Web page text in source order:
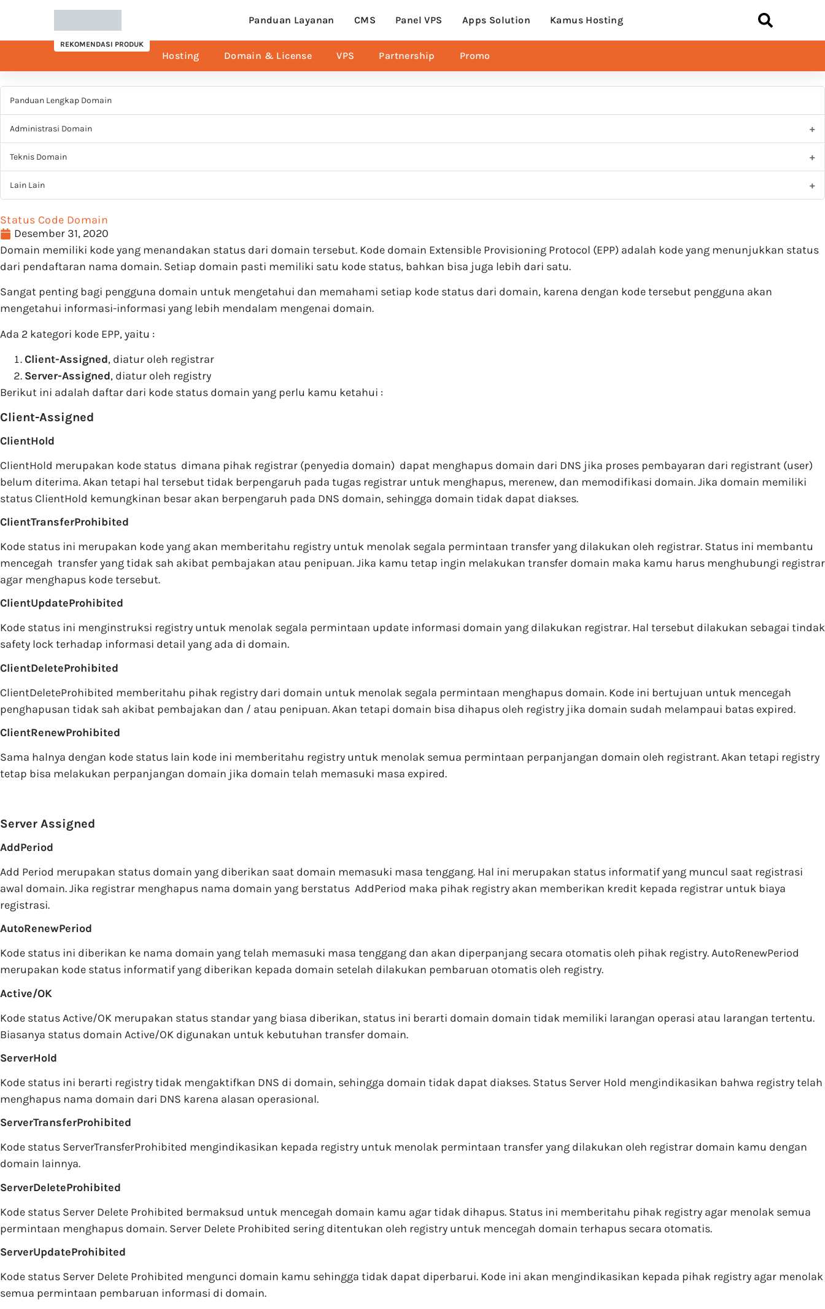
Panduan Layanan CMS Panel VPS Apps Solution Kamus Hosting
REKOMENDASI PRODUK
Hosting Domain & License VPS Partnership Promo
Panduan Lengkap Domain
Administrasi Domain
Teknis Domain
Lain Lain
Status Code Domain
Desember 31, 2020
Domain memiliki kode yang menandakan status dari domain tersebut. Kode domain Extensible Provisioning Protocol (EPP) adalah kode yang menunjukkan status
dari pendaftaran nama domain. Setiap domain pasti memiliki satu kode status, bahkan bisa juga lebih dari satu.
Sangat penting bagi pengguna domain untuk mengetahui dan memahami setiap kode status dari domain, karena dengan kode tersebut pengguna akan
mengetahui informasi-informasi yang lebih mendalam mengenai domain.
Ada 2 kategori kode EPP, yaitu :
Client-Assigned, diatur oleh registrar
Server-Assigned, diatur oleh registry
Berikut ini adalah daftar dari kode status domain yang perlu kamu ketahui :
Client-Assigned
ClientHold
ClientHold merupakan kode status dimana pihak registrar (penyedia domain) dapat menghapus domain dari DNS jika proses pembayaran dari registrant (user)
belum diterima. Akan tetapi hal tersebut tidak berpengaruh pada tugas registrar untuk menghapus, merenew, dan memodifikasi domain. Jika domain memiliki
status ClientHold kemungkinan besar akan berpengaruh pada DNS domain, sehingga domain tidak dapat diakses.
ClientTransferProhibited
Kode status ini merupakan kode yang akan memberitahu registry untuk menolak segala permintaan transfer yang dilakukan oleh registrar. Status ini membantu
mencegah transfer yang tidak sah akibat pembajakan atau penipuan. Jika kamu tetap ingin melakukan transfer domain maka kamu harus menghubungi registrar
agar menghapus kode tersebut.
ClientUpdateProhibited
Kode status ini menginstruksi registry untuk menolak segala permintaan update informasi domain yang dilakukan registrar. Hal tersebut dilakukan sebagai tindak
safety lock terhadap informasi detail yang ada di domain.
ClientDeleteProhibited
ClientDeleteProhibited memberitahu pihak registry dari domain untuk menolak segala permintaan menghapus domain. Kode ini bertujuan untuk mencegah
penghapusan tidak sah akibat pembajakan dan / atau penipuan. Akan tetapi domain bisa dihapus oleh registry jika domain sudah melampaui batas expired.
ClientRenewProhibited
Sama halnya dengan kode status lain kode ini memberitahu registry untuk menolak semua permintaan perpanjangan domain oleh registrant. Akan tetapi registry
tetap bisa melakukan perpanjangan domain jika domain telah memasuki masa expired.
Server Assigned
AddPeriod
Add Period merupakan status domain yang diberikan saat domain memasuki masa tenggang. Hal ini merupakan status informatif yang muncul saat registrasi
awal domain. Jika registrar menghapus nama domain yang berstatus AddPeriod maka pihak registry akan memberikan kredit kepada registrar untuk biaya
registrasi.
AutoRenewPeriod
Kode status ini diberikan ke nama domain yang telah memasuki masa tenggang dan akan diperpanjang secara otomatis oleh pihak registry. AutoRenewPeriod
merupakan kode status informatif yang diberikan kepada domain setelah dilakukan pembaruan otomatis oleh registry.
Active/OK
Kode status Active/OK merupakan status standar yang biasa diberikan, status ini berarti domain domain tidak memiliki larangan operasi atau larangan tertentu.
Biasanya status domain Active/OK digunakan untuk kebutuhan transfer domain.
ServerHold
Kode status ini berarti registry tidak mengaktifkan DNS di domain, sehingga domain tidak dapat diakses. Status Server Hold mengindikasikan bahwa registry telah
menghapus nama domain dari DNS karena alasan operasional.
ServerTransferProhibited
Kode status ServerTransferProhibited mengindikasikan kepada registry untuk menolak permintaan transfer yang dilakukan oleh registrar domain kamu dengan
domain lainnya.
ServerDeleteProhibited
Kode status Server Delete Prohibited bermaksud untuk mencegah domain kamu agar tidak dihapus. Status ini memberitahu pihak registry agar menolak semua
permintaan menghapus domain. Server Delete Prohibited sering ditentukan oleh registry untuk mencegah domain terhapus secara otomatis.
ServerUpdateProhibited
Kode status Server Delete Prohibited mengunci domain kamu sehingga tidak dapat diperbarui. Kode ini akan mengindikasikan kepada pihak registry agar menolak
semua permintaan pembaruan informasi di domain.